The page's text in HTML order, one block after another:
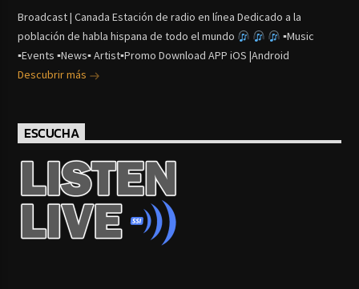
Broadcast | Canada Estación de radio en línea Dedicado a la
población de habla hispana de todo el mundo
▪Music
▪Events ▪News▪ Artist▪Promo Download APP iOS |Android
Descubrir más
ESCUCHA